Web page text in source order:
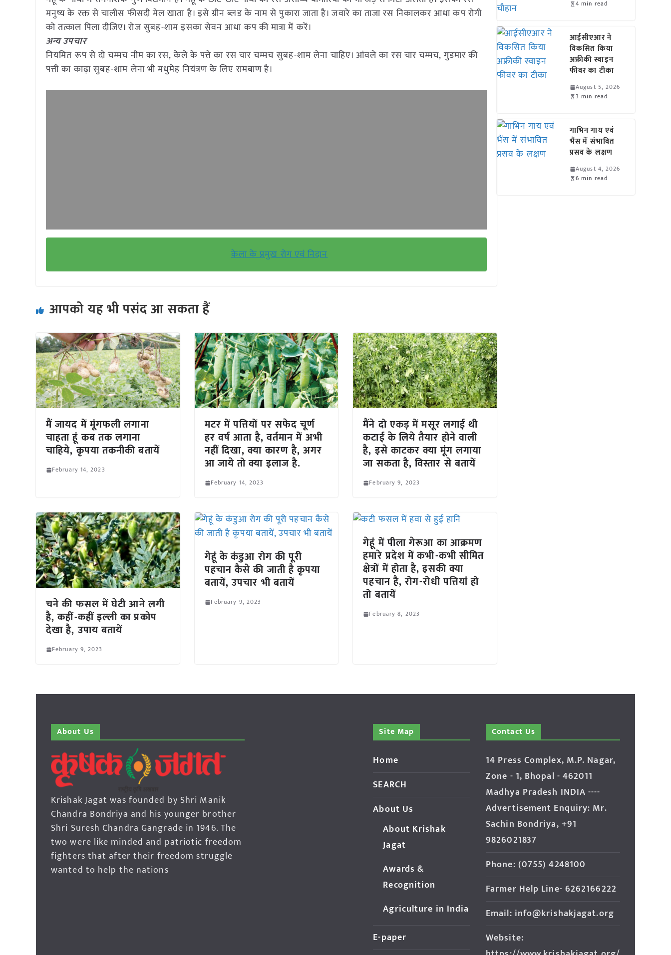
मनुष्य के रक्त से चालीस फीसदी मेल खाता है। इसे ग्रीन ब्लड के नाम से पुकारा जाता है। जवारे का ताजा रस निकालकर आधा कप रोगी
को तत्काल पिला दीजिए। रोज सुबह-शाम इसका सेवन आधा कप की मात्रा में करें।
अन्य उपचार
नियमित रूप से दो चम्मच नीम का रस, केले के पत्ते का रस चार चम्मच सुबह-शाम लेना चाहिए। आंवले का रस चार चम्मच, गुडमार की
पत्ती का काढ़ा सुबह-शाम लेना भी मधुमेह नियंत्रण के लिए रामबाण है।
केला के प्रमुख रोग एवं निदान
आपको यह भी पसंद आ सकता हैं
मैं जायद में मूंगफली लगाना
चाहता हूं कब तक लगाना
चाहिये, कृपया तकनीकी बतायें
February 14, 2023
मटर में पत्तियों पर सफेद चूर्ण
हर वर्ष आता है, वर्तमान में अभी
नहीं दिखा, क्या कारण है, अगर
आ जाये तो क्या इलाज है.
February 14, 2023
मैंने दो एकड़ में मसूर लगाई थी
कटाई के लिये तैयार होने वाली
है, इसे काटकर क्या मूंग लगाया
जा सकता है, विस्तार से बतायें
February 9, 2023
चने की फसल में घेटी आने लगी
है, कहीं-कहीं इल्ली का प्रकोप
देखा है, उपाय बतायें
February 9, 2023
गेहूं के कंडुआ रोग की पूरी
पहचान कैसे की जाती है कृपया
बतायें, उपचार भी बतायें
February 9, 2023
गेहूं में पीला गेरूआ का आक्रमण
हमारे प्रदेश में कभी-कभी सीमित
क्षेत्रों में होता है, इसकी क्या
पहचान है, रोग-रोधी पत्तियां हो
तो बतायें
February 8, 2023
4 min read
आईसीएआर ने
विकसित किया
अफ्रीकी स्वाइन
फीवर का टीका
August 5, 2026
3 min read
गाभिन गाय एवं
भैंस में संभावित
प्रसव के लक्षण
August 4, 2026
6 min read
About Us
Krishak Jagat was founded by Shri Manik
Chandra Bondriya and his younger brother
Shri Suresh Chandra Gangrade in 1946. The
two were like minded and patriotic freedom
fighters that after their freedom struggle
wanted to help the nations
Site Map
Home
SEARCH
About Us
About Krishak
Jagat
Awards &
Recognition
Agriculture in India
E-paper
Contact Us
14 Press Complex, M.P. Nagar,
Zone - 1, Bhopal - 462011
Madhya Pradesh INDIA ----
Advertisement Enquiry: Mr.
Sachin Bondriya, +91
9826021837
Phone: (0755) 4248100
Farmer Help Line- 6262166222
Email: info@krishakjagat.org
Website: